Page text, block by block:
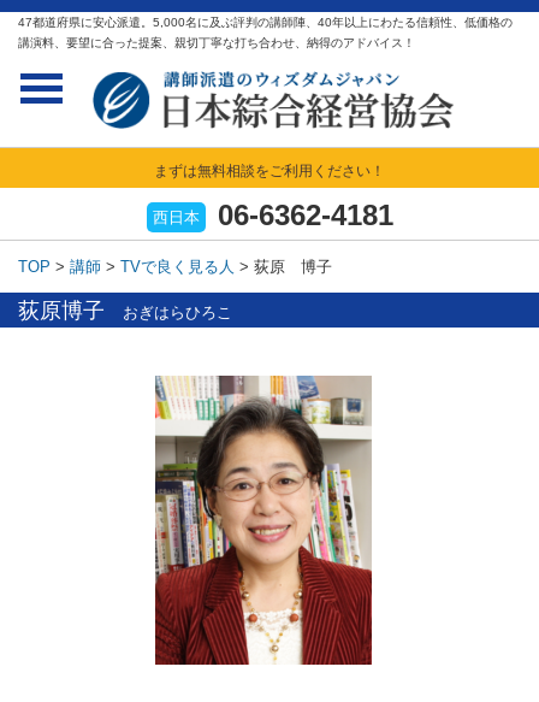
47都道府県に安心派遣。5,000名に及ぶ評判の講師陣、40年以上にわたる信頼性、低価格の
講演料、要望に合った提案、親切丁寧な打ち合わせ、納得のアドバイス！
まずは無料相談をご利用ください！
西日本 06-6362-4181
TOP > 講師 > TVで良く見る人 > 荻原 博子
荻原博子 おぎはらひろこ